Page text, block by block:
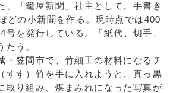
、「籠屋新聞」社主として、手書き
どの小新聞を作る。現時点では400
号を発行している。「紙代、切手、
たう。
笠間市で、竹細工の材料になるチ
すす）竹を手に入れようと、真っ黒
取り組み、煤まみれになった写真が